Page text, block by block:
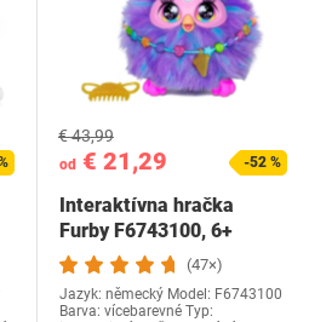
od € 21,29
€ 43,99
-52 %
Interaktívna hračka
Furby F6743100, 6+
(47×)
Jazyk: německý Model: F6743100
Barva: vícebarevné Typ: